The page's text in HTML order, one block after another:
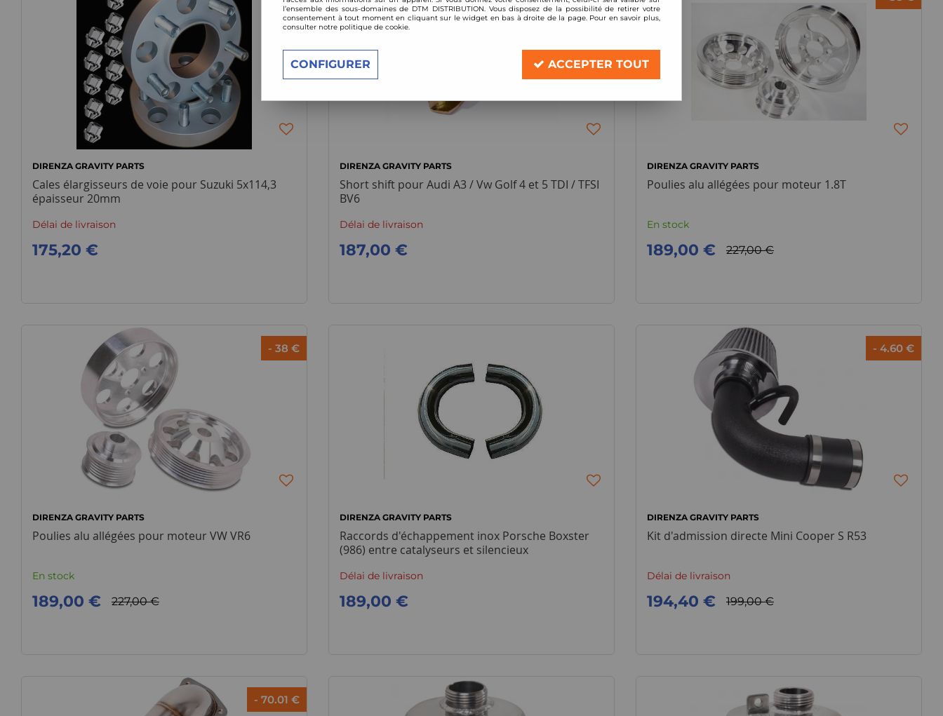
DIRENZA GRAVITY PARTS
Cales élargisseurs de voie pour Suzuki 5x114,3
épaisseur 20mm
Délai de livraison
175,20 €
DIRENZA GRAVITY PARTS
Short shift pour Audi A3 / Vw Golf 4 et 5 TDI / TFSI
BV6
Délai de livraison
187,00 €
DIRENZA GRAVITY PARTS
Poulies alu allégées pour moteur 1.8T
En stock
227,00 €
189,00 €
- 38 €
DIRENZA GRAVITY PARTS
Poulies alu allégées pour moteur VW VR6
En stock
227,00 €
189,00 €
DIRENZA GRAVITY PARTS
Raccords d'échappement inox Porsche Boxster
(986) entre catalyseurs et silencieux
Délai de livraison
189,00 €
- 4.60 €
DIRENZA GRAVITY PARTS
Kit d'admission directe Mini Cooper S R53
Délai de livraison
199,00 €
194,40 €
- 70.01 €
l’ensemble des sous-domaines de DTM DISTRIBUTION. Vous disposez de la possibilité de retirer votre
consentement à tout moment en cliquant sur le widget en bas à droite de la page. Pour en savoir plus,
consulter notre politique de cookie.
CONFIGURER ACCEPTER TOUT